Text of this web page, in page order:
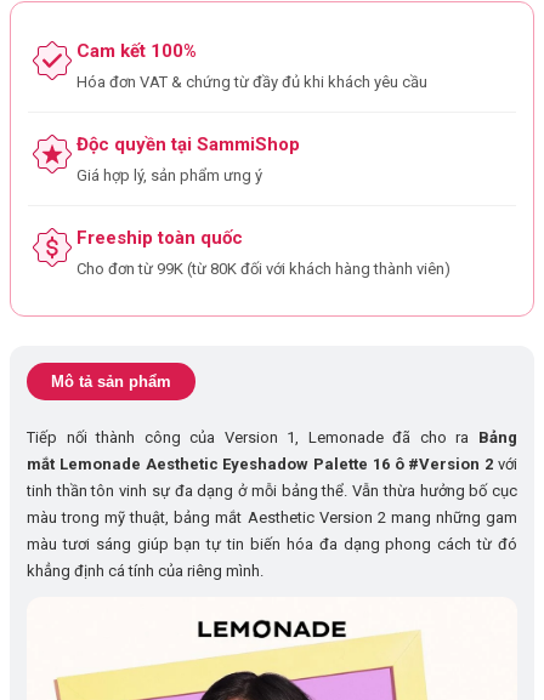
Cam kết 100%
Hóa đơn VAT & chứng từ đầy đủ khi khách yêu cầu
Độc quyền tại SammiShop
Giá hợp lý, sản phẩm ưng ý
Freeship toàn quốc
Cho đơn từ 99K (từ 80K đối với khách hàng thành viên)
Mô tả sản phẩm
Tiếp nối thành công của Version 1, Lemonade đã cho ra Bảng
mắt Lemonade Aesthetic Eyeshadow Palette 16 ô #Version 2 với
tinh thần tôn vinh sự đa dạng ở mỗi bảng thể. Vẫn thừa hưởng bố cục
màu trong mỹ thuật, bảng mắt Aesthetic Version 2 mang những gam
màu tươi sáng giúp bạn tự tin biến hóa đa dạng phong cách từ đó
khẳng định cá tính của riêng mình.